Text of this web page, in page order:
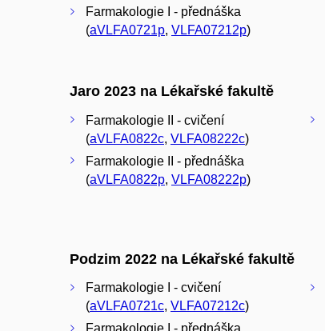
Farmakologie I - přednáška
(aVLFA0721p, VLFA07212p)
Jaro 2023 na Lékařské fakultě
Farmakologie II - cvičení
(aVLFA0822c, VLFA08222c)
Farmakologie II - přednáška
(aVLFA0822p, VLFA08222p)
Podzim 2022 na Lékařské fakultě
Farmakologie I - cvičení
(aVLFA0721c, VLFA07212c)